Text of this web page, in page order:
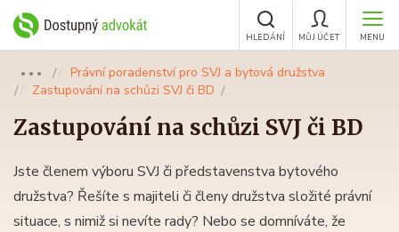
MENU
MŮJ ÚČET
HLEDÁNÍ
●●●
Právní poradenství pro SVJ a bytová družstva
Zastupování na schůzi SVJ či BD
Zastupování na schůzi SVJ či BD
Jste členem výboru SVJ či představenstva bytového
družstva? Řešíte s majiteli či členy družstva složité právní
situace, s nimiž si nevíte rady? Nebo se domníváte, že